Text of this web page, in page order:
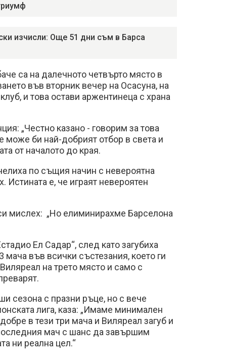
изчисли: Още 51 дни съм в Барса
са на далечното четвърто място в
във вторник вечер на Осасуна, на
и това остави аржентинеца с храна
„Честно казано - говорим за това
може би най-добрият отбор в света и
от началото до края.
по същия начин с невероятна
Истината е, че играят невероятен
мислех: „Но елиминирахме Барселона
Ел Садар“, след като загубиха
мача във всички състезания, което ги
на трето място и само с
сезона с празни ръце, но с вече
лига, каза: „Имаме минимален
в тези три мача и Виляреал загуб и
мач с шанс да завършим
ни реална цел.“